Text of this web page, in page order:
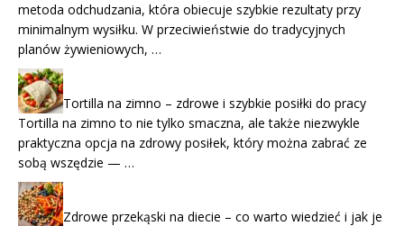
metoda odchudzania, która obiecuje szybkie rezultaty przy
minimalnym wysiłku. W przeciwieństwie do tradycyjnych
planów żywieniowych, …
Tortilla na zimno – zdrowe i szybkie posiłki do pracy
Tortilla na zimno to nie tylko smaczna, ale także niezwykle
praktyczna opcja na zdrowy posiłek, który można zabrać ze
sobą wszędzie — …
Zdrowe przekąski na diecie – co warto wiedzieć i jak je